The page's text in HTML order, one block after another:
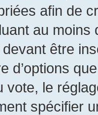
afin de
au moins
être
d’options
vote, le
spécifier